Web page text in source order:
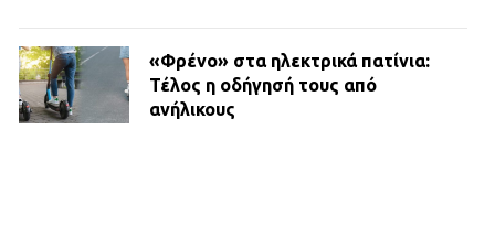
«Φρένο» στα ηλεκτρικά πατίνια:
Τέλος η οδήγησή τους από
ανήλικους